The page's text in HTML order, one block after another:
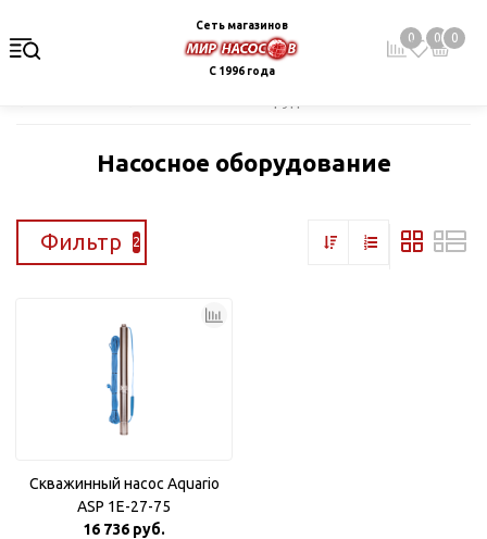
Сеть магазинов
С 1996 года
0 0 0
Насосное оборудование
Фильтр 2
Скважинный насос Aquario
ASP 1E-27-75
16 736 руб.